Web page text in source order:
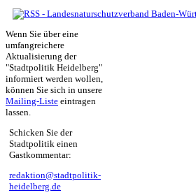
Wenn Sie über eine
umfangreichere
Aktualisierung der
"Stadtpolitik Heidelberg"
informiert werden wollen,
können Sie sich in unsere
Mailing-Liste eintragen
lassen.
Schicken Sie der
Stadtpolitik einen
Gastkommentar:
redaktion@stadtpolitik-
heidelberg.de